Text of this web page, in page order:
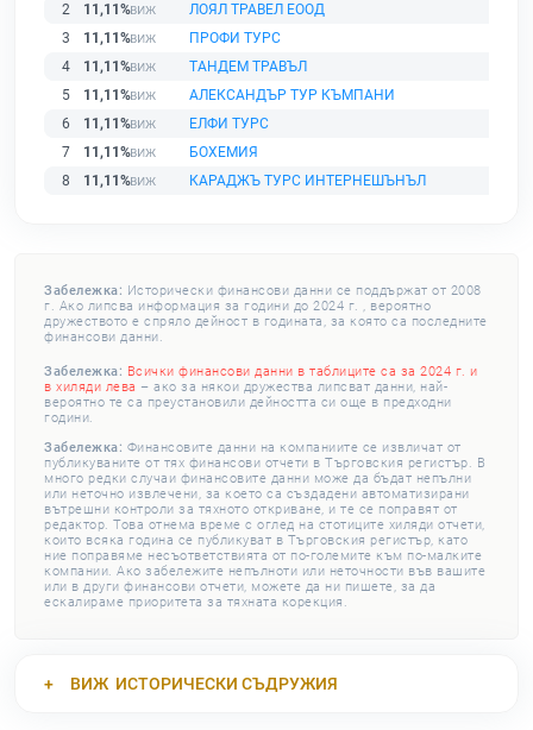
2
11,11%
ЛОЯЛ ТРАВЕЛ ЕООД
3
11,11%
ПРОФИ ТУРС
4
11,11%
ТАНДЕМ ТРАВЪЛ
5
11,11%
АЛЕКСАНДЪР ТУР КЪМПАНИ
6
11,11%
ЕЛФИ ТУРС
7
11,11%
БОХЕМИЯ
8
11,11% КАРАДЖЪ ТУРС ИНТЕРНЕШЪНЪЛ
Забележка: Исторически финансови данни се поддържат от 2008
г. Ако липсва информация за години до 2024 г. , вероятно
дружеството е спряло дейност в годината, за която са последните
финансови данни.
Забележка: Всички финансови данни в таблиците са за 2024 г. и
в хиляди лева – ако за някои дружества липсват данни, най-
вероятно те са преустановили дейността си още в предходни
години.
Забележка: Финансовите данни на компаниите се извличат от
публикуваните от тях финансови отчети в Търговския регистър. В
много редки случаи финансовите данни може да бъдат непълни
или неточно извлечени, за което са създадени автоматизирани
вътрешни контроли за тяхното откриване, и те се поправят от
редактор. Това отнема време с оглед на стотиците хиляди отчети,
които всяка година се публикуват в Търговския регистър, като
ние поправяме несъответствията от по-големите към по-малките
компании. Ако забележите непълноти или неточности във вашите
или в други финансови отчети, можете да ни пишете, за да
ескалираме приоритета за тяхната корекция.
ВИЖ ИСТОРИЧЕСКИ СЪДРУЖИЯ